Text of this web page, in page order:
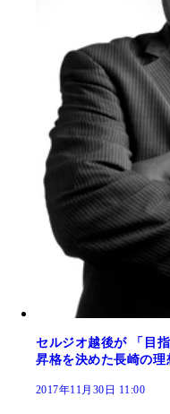
セルジオ越後が 「目
昇格を決めた長崎の
2017年11月30日 11:00